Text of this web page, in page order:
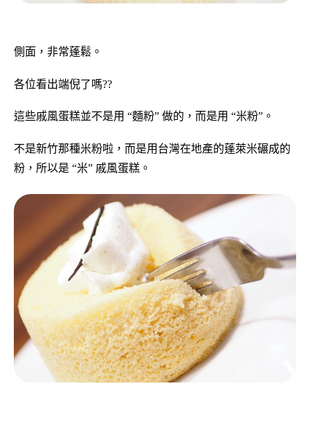
側面，非常蓬鬆。
各位看出端倪了嗎??
這些戚風蛋糕並不是用 “麵粉” 做的，而是用 “米粉”。
不是新竹那種米粉啦，而是用台灣在地產的蓬萊米碾成的
粉，所以是 “米” 戚風蛋糕。